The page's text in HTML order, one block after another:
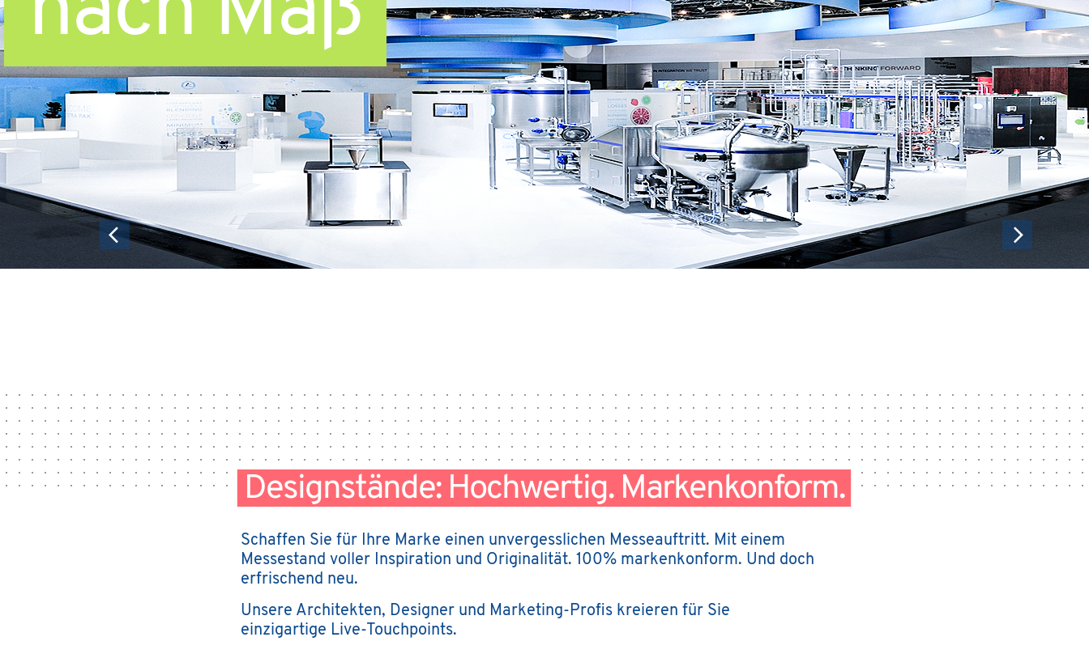
Designstände: Hochwertig. Markenkonform.
Schaffen Sie für Ihre Marke einen unvergesslichen Messeauftritt. Mit einem
Messestand voller Inspiration und Originalität. 100% markenkonform. Und doch
erfrischend neu.
Unsere Architekten, Designer und Marketing-Profis kreieren für Sie
einzigartige Live-Touchpoints.